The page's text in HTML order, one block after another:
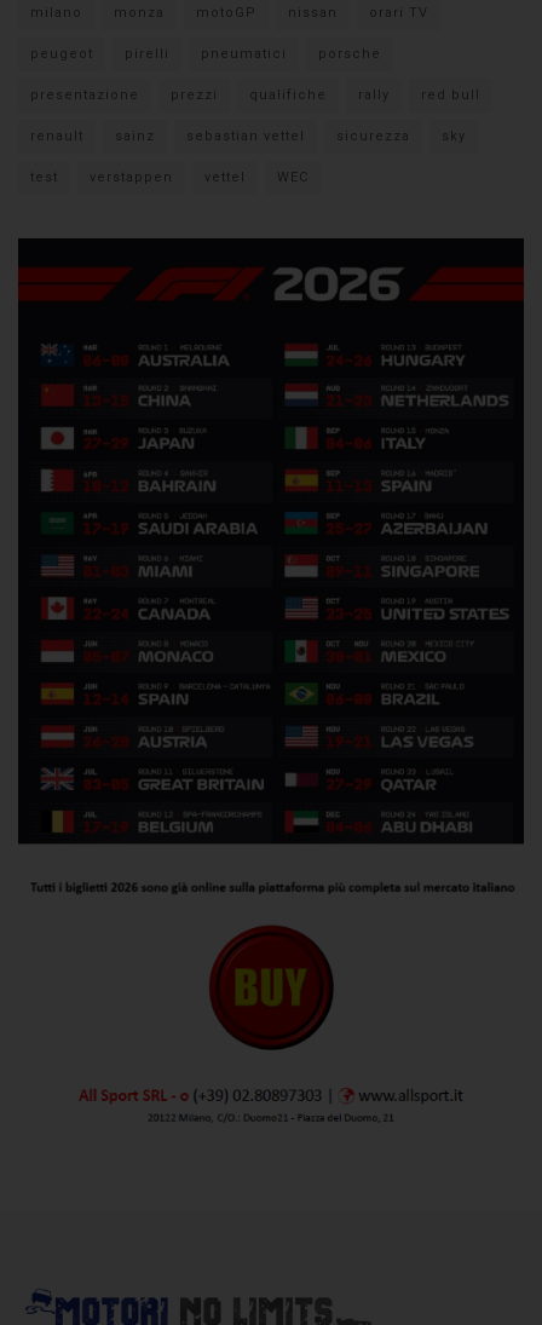
milano monza motoGP nissan orari TV
peugeot pirelli pneumatici porsche
presentazione prezzi qualifiche rally red bull
renault sainz sebastian vettel sicurezza sky
test verstappen vettel WEC